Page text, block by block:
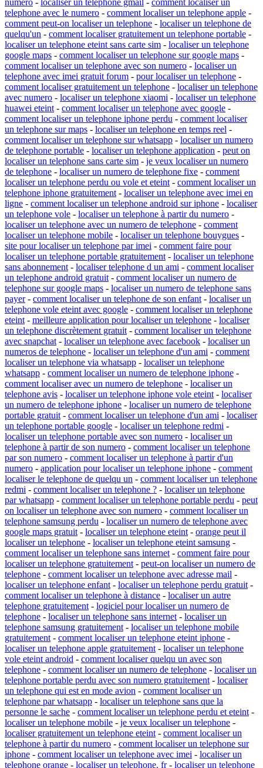
telephone avec le numero - comment localiser un telephone apple -
comment peut-on localiser un telephone - localiser un telephone de
quelqu'un - comment localiser gratuitement un telephone portable -
localiser un telephone eteint sans carte sim - localiser un telephone
google maps - comment localiser un telephone sur google maps -
comment localiser un telephone avec son numero - localiser un
telephone avec imei gratuit forum - pour localiser un telephone -
comment localiser gratuitement un telephone - localiser un telephone
avec numero - localiser un telephone xiaomi - localiser un telephone
huawei eteint - comment localiser un telephone avec google -
comment localiser un telephone iphone perdu - comment localiser
un telephone sur maps - localiser un telephone en temps reel -
comment localiser un telephone sur whatsapp - localiser un numero
de telephone portable - localiser un telephone application - peut on
localiser un telephone sans carte sim - je veux localiser un numero
de telephone - localiser un numero de telephone fixe - comment
localiser un telephone perdu ou vole et eteint - comment localiser un
telephone iphone gratuitement - localiser un telephone avec imei en
ligne - comment localiser un telephone android sur iphone - localiser
un telephone vole - localiser un telephone à partir du numero -
localiser un telephone avec un numero de telephone - comment
localiser un telephone mobile - localiser un telephone bouygues -
site pour localiser un telephone par imei - comment faire pour
localiser un telephone portable gratuitement - localiser un telephone
sans abonnement - localiser telephone d un ami - comment localiser
un telephone android gratuit - comment localiser un numero de
telephone sur google maps - localiser un numero de telephone sans
payer- comment localiser un telephone de son enfant - localiser un
telephone vole eteint avec google - comment localiser un telephone
eteint - meilleure application pour localiser un telephone - localiser
un telephone discrètement gratuit - comment localiser un telephone
avec snapchat - localiser un telephone avec facebook - localiser un
numeros de telephone - localiser un telephone d'un ami - comment
localiser un telephone via whatsapp - localiser un telephone
whatsapp - comment localiser un numero de telephone iphone -
comment localiser avec un numero de telephone - localiser un
telephone avis - localiser un telephone iphone vole eteint - localiser
un numero de telephone iphone - localiser un numero de telephone
portable gratuit - comment localiser un telephone d'un ami - localiser
un telephone portable google - localiser un telephone redmi -
localiser un telephone portable avec son numero - localiser un
telephone à partir de son numero - comment localiser un telephone
par son numero - comment localiser un telephone à partir d'un
numero - application pour localiser un telephone iphone - comment
localiser le telephone de quelqu un - comment localiser un telephone
redmi - comment localiser un telephone ? - localiser un telephone
par whatsapp - comment localiser un telephone portable perdu - peut
on localiser un telephone avec son numero - comment localiser un
telephone samsung perdu - localiser un numero de telephone avec
google maps gratuit - localiser un telephone eteint - orange peut il
localiser un telephone - localiser un telephone eteint samsung -
comment localiser un telephone sans internet - comment faire pour
localiser un telephone gratuitement - peut-on localiser un numero de
telephone - comment localiser un telephone avec adresse mail -
localiser un telephone enfant - localiser un telephone perdu gratuit -
comment localiser un telephone à distance - localiser un autre
telephone gratuitement - logiciel pour localiser un numero de
telephone - localiser un telephone sans internet - localiser un
telephone samsung gratuitement - localiser un telephone mobile
gratuitement - comment localiser un telephone eteint iphone -
localiser un telephone apple gratuitement - localiser un telephone
vole eteint android - comment localiser quelqu un avec son
telephone - comment localiser un numero de telephone - localiser un
telephone portable perdu avec son numero gratuitement - localiser
un telephone qui est en mode avion - comment localiser un
telephone par whatsapp - localiser un telephone sans que la
personne le sache - comment localiser un telephone perdu et eteint -
localiser un telephone mobile - je veux localiser un telephone -
localiser gratuitement un telephone eteint - comment localiser un
telephone à partir du numero - comment localiser un telephone sur
iphone - comment localiser un telephone avec imei - localiser un
telephone orange - localiser un telephone. fr- localiser un telephone